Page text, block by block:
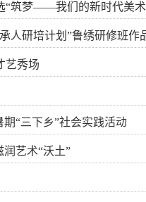
“筑梦——我们的新时代美
人研培计划”鲁绣研修班作
艺秀场
期“三下乡”社会实践活动
润艺术“沃土”